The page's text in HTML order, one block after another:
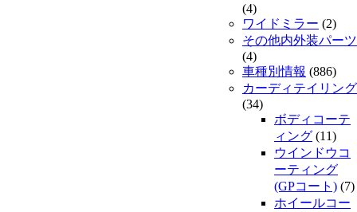
(4)
ワイドミラー (2)
その他内外装パーツ
(4)
車種別情報 (886)
カーディテイリング
(34)
ボディコーテ
ィング (11)
ウインドウコ
ーティング
(GPコート) (7)
ホイールコー